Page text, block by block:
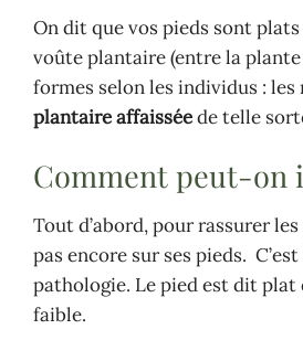
On dit que vos pieds sont
voûte plantaire (entre la
formes selon les individus :
plantaire affaisséede telle
Comment peut-on
Tout d’abord, pour rassurer
pas encore sur ses pieds.
pathologie. Le pied est dit plat
faible.